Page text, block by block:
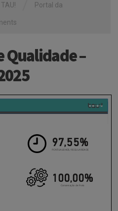
TAU! Portal da
Qualidade –